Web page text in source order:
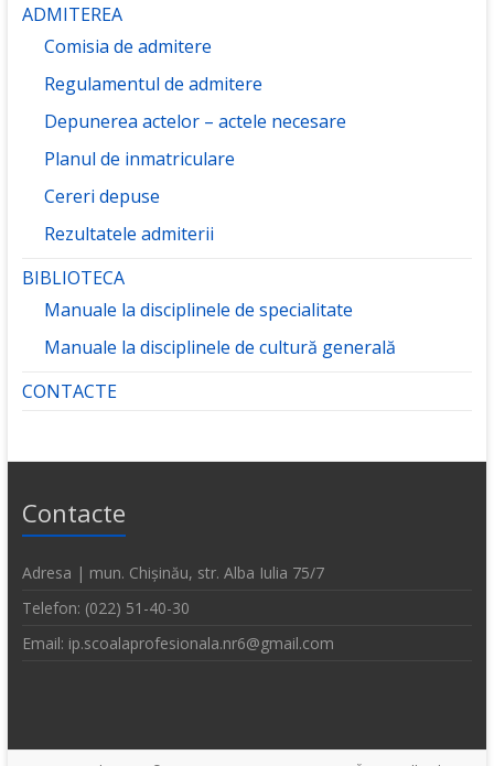
ADMITEREA
Comisia de admitere
Regulamentul de admitere
Depunerea actelor – actele necesare
Planul de inmatriculare
Cereri depuse
Rezultatele admiterii
BIBLIOTECA
Manuale la disciplinele de specialitate
Manuale la disciplinele de cultură generală
CONTACTE
Contacte
Adresa | mun. Chișinău, str. Alba Iulia 75/7
Telefon: (022) 51-40-30
Email: ip.scoalaprofesionala.nr6@gmail.com